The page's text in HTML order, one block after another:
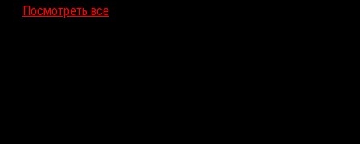
Посмотреть все